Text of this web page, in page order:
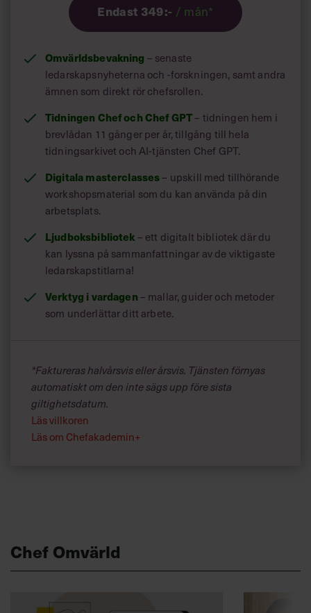
Endast 349:- / mån*
Omvärldsbevakning – senaste
ledarskapsnyheterna och -forskningen, samt andra
ämnen som direkt rör chefsrollen.
Tidningen Chef och Chef GPT– tidningen hem i
brevlådan 11 gånger per år, tillgång till hela
tidningsarkivet och AI-tjänsten Chef GPT.
Digitala masterclasses– upskill med tillhörande
workshopsmaterial som du kan använda på din
arbetsplats.
Ljudboksbibliotek – ett digitalt bibliotek där du
kan lyssna på sammanfattningar av de viktigaste
ledarskapstitlarna!
Verktyg i vardagen – mallar, guider och metoder
som underlättar ditt arbete.
*Faktureras halvårsvis eller årsvis. Tjänsten förnyas
automatiskt om den inte sägs upp före sista
giltighetsdatum.
Läs villkoren
Läs om Chefakademin+
Chef Omvärld